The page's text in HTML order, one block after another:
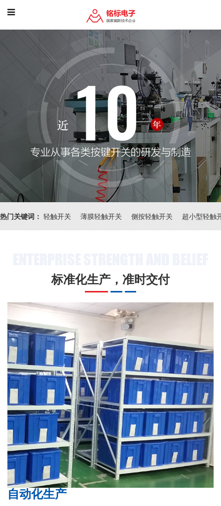
热门关键词： 轻触开关 薄膜轻触开关 侧按轻触开关 超小型轻触
标准化生产，准时交付
自动化生产